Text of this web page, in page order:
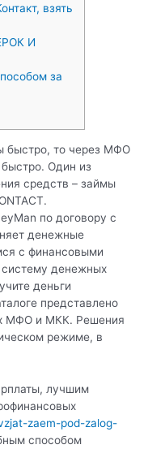
взять
И
за
быстро, то через МФО
Один из
средств – займы
по договору с
денежные
с финансовыми
денежных
деньги
представлено
МФО и МКК. Решения
режиме, в
лучшим
zaem-pod-zalog-
способом